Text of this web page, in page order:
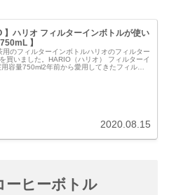
】ハリオ フィルターインボトルが使い
】
用のフィルターインボトルハリオのフィルター
買いました。HARIO（ハリオ） フィルターイ
用容量750ml2年前から愛用してきたフィルタ
2020.08.15
ーヒーボトル